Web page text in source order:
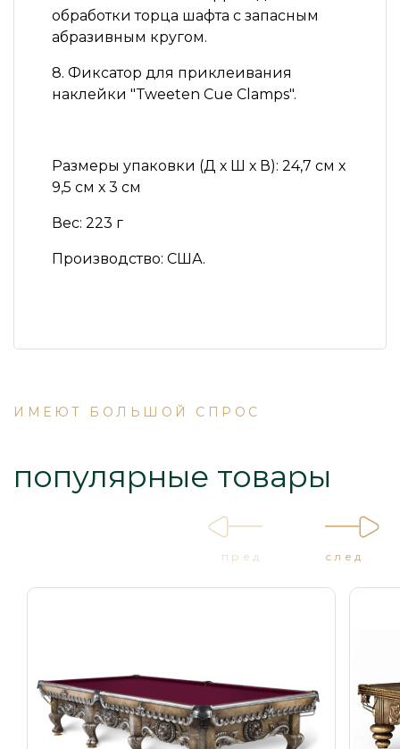
обработки торца шафта с запасным
абразивным кругом.
8. Фиксатор для приклеивания
наклейки "Tweeten Cue Clamps".
Размеры упаковки (Д х Ш х В): 24,7 см х
9,5 см х 3 см
Вес: 223 г
Производство: США.
ИМЕЮТ БОЛЬШОЙ СПРОС
популярные товары
пред след